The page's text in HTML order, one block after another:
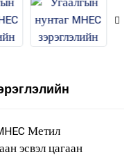
Метил
эсвэл цагаан